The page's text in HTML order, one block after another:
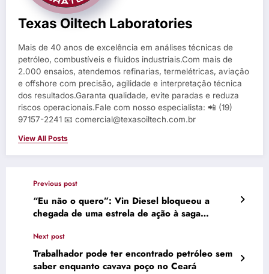
Texas Oiltech Laboratories
Mais de 40 anos de excelência em análises técnicas de
petróleo, combustíveis e fluidos industriais.Com mais de
2.000 ensaios, atendemos refinarias, termelétricas, aviação
e offshore com precisão, agilidade e interpretação técnica
dos resultados.Garanta qualidade, evite paradas e reduza
riscos operacionais.Fale com nosso especialista: 📲 (19)
97157-2241 📧 comercial@texasoiltech.com.br
View All Posts
Previous post
“Eu não o quero”: Vin Diesel bloqueou a
chegada de uma estrela de ação à saga
Next post
Trabalhador pode ter encontrado petróleo sem
saber enquanto cavava poço no Ceará